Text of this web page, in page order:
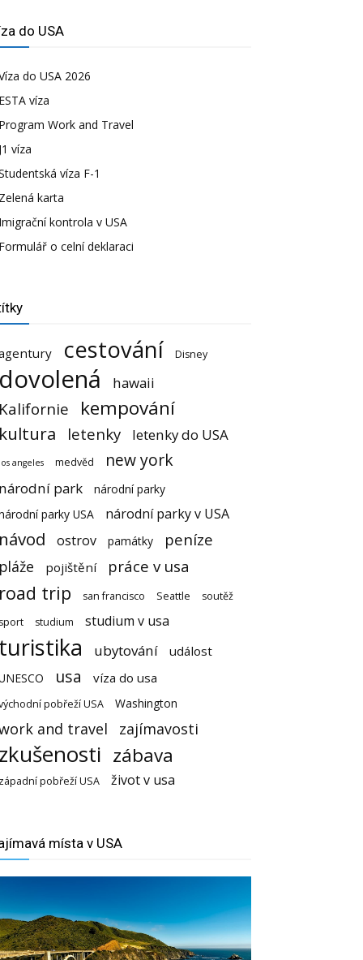
do USA
do USA 2026
víza
Work and Travel
víza
víza F-1
karta
kontrola v USA
o celní deklaraci
cestování Disney
hawaii
kempování
letenky letenky do USA
angeles medvěd new york
park
národní parky
parky USA
národní parky v USA
ostrov památky peníze
pojištění práce v usa
trip san francisco Seattle
soutěž
studium studium v usa
ubytování událost
usa víza do usa
pobřeží USA Washington
and travel zajímavosti
zábava
pobřeží USA život v usa
místa v USA